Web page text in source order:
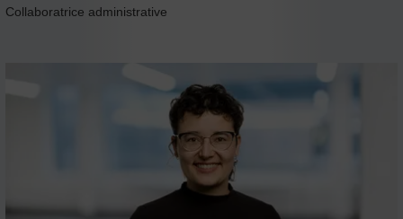
Collaboratrice administrative